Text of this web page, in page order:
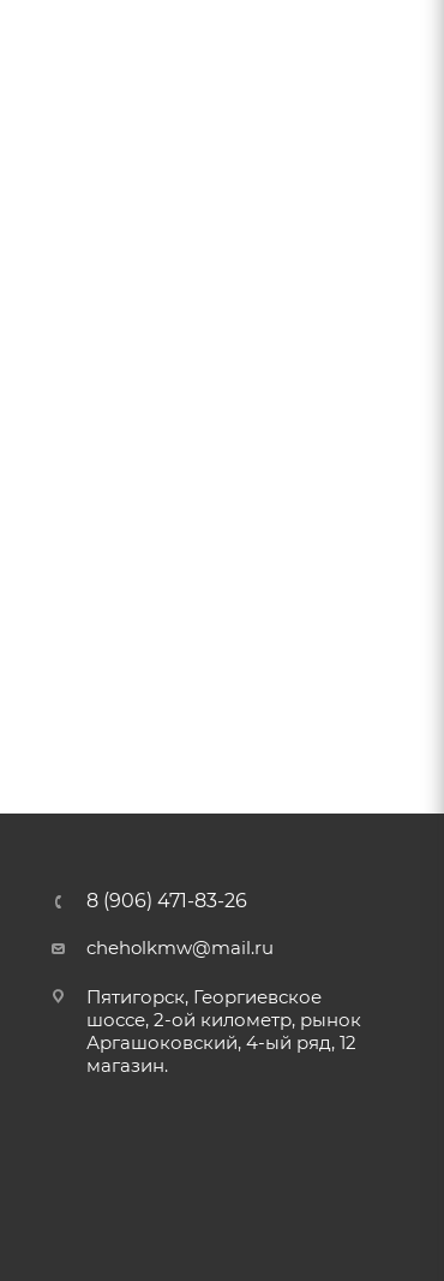
8 (906) 471-83-26
cheholkmw@mail.ru
Пятигорск, Георгиевское
шоссе, 2-ой километр, рынок
Аргашоковский, 4-ый ряд, 12
магазин.